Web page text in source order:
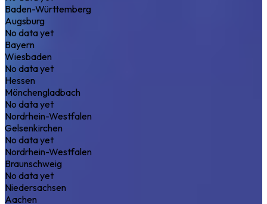
Baden-Württemberg
Augsburg
No data yet
Bayern
Wiesbaden
No data yet
Hessen
Mönchengladbach
No data yet
Nordrhein-Westfalen
Gelsenkirchen
No data yet
Nordrhein-Westfalen
Braunschweig
No data yet
Niedersachsen
Aachen